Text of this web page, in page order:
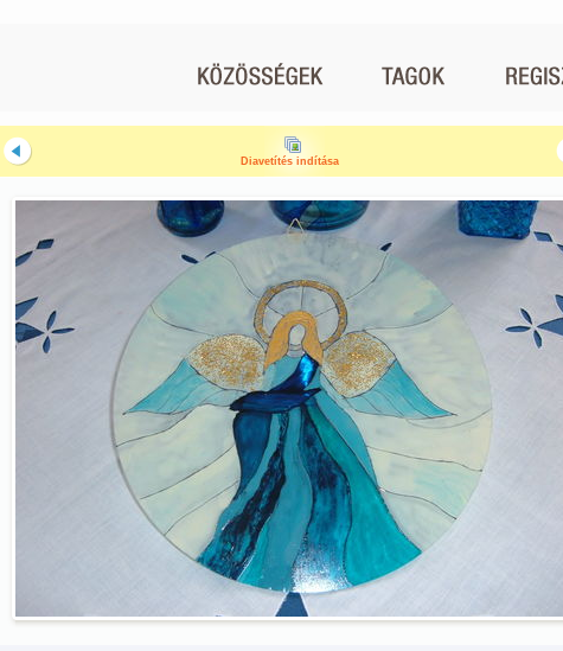
Diavetítés indítása